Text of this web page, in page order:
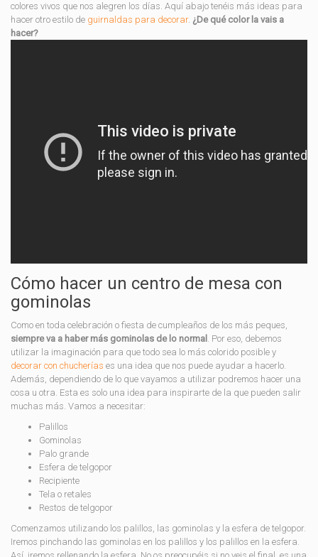
colores vivos que nos alegren los días. Aquí abajo tenéis más ideas para
hacer otro estilo de guirnaldas para decorar. ¿De qué color la vais a
hacer?
Cómo hacer un centro de mesa con
gominolas
Como en toda celebración o fiesta de cumpleaños de los más peques,
siempre va a haber más gominolas de lo normal . Por eso, debemos
utilizar la imaginación para que todo sea lo más colorido posible y
decorar con chucherías es una idea que nos puede ayudar a hacerlo.
Además, dependiendo de lo que vayamos a utilizar podremos hacer una
cosa u otra. Esta es solo una idea para inspirarte de la que pueden salir
muchas más. Vamos a necesitar:
Palillos
Gominolas
Palo grande
Esfera de telgopor
Recipiente
Tela o retales
Restos de telgopor
Comenzamos utilizando los palillos, las gominolas y la esfera de telgopor.
Iremos pinchando las gominolas en los palillos y los palillos en la esfera.